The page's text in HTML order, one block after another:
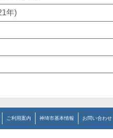
年)
ご利用案内 神埼市基本情報 お問い合わせ